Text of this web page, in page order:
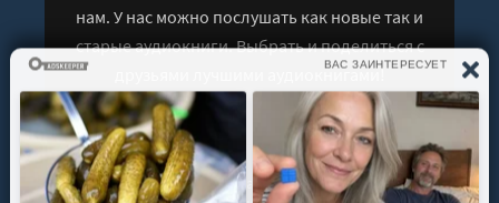
нам. У нас можно послушать как новые так и
старые аудиокниги. Выбрать и поделиться с
друзьями лучшими аудиокнигами!
© 2021 - 2026 kniga-audio.net. Все права